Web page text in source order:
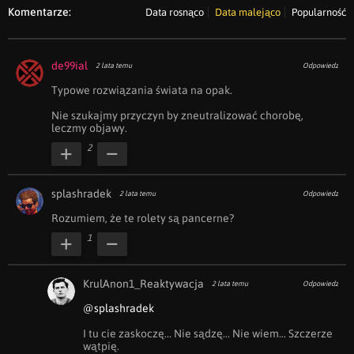
Komentarze: Data rosnąco Data malejąco Popularność
de99ial 2 lata temu Odpowiedz
Typowe rozwiązania świata na opak.
Nie szukajmy przyczyn by zneutralizować chorobę,
leczmy objawy.
2
splashradek 2 lata temu Odpowiedz
Rozumiem, że te rolety są pancerne?
1
KrulAnon1_Reaktywacja 2 lata temu Odpowiedz
@splashradek
I tu cie zaskoczę... Nie sądzę... Nie wiem... Szczerze
wątpię.